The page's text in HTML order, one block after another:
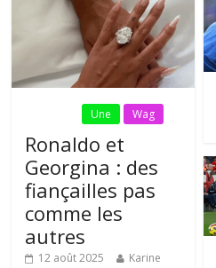
Une Wag
Ronaldo et
Georgina : des
fiançailles pas
comme les
autres
12 août 2025
Karine